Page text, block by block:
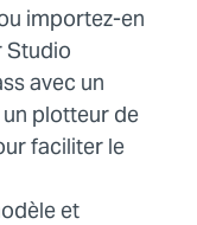
importez-en
Studio
avec un
plotteur de
faciliter le
et